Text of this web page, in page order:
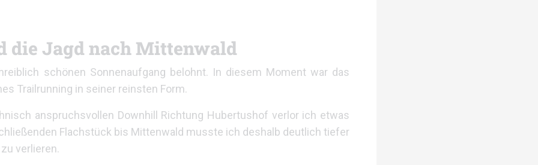
die Jagd nach Mittenwald
schönen Sonnenaufgang belohnt. In diesem Moment war das
Trailrunning in seiner reinsten Form.
anspruchsvollen Downhill Richtung Hubertushof verlor ich etwas
Flachstück bis Mittenwald musste ich deshalb deutlich tiefer
verlieren.